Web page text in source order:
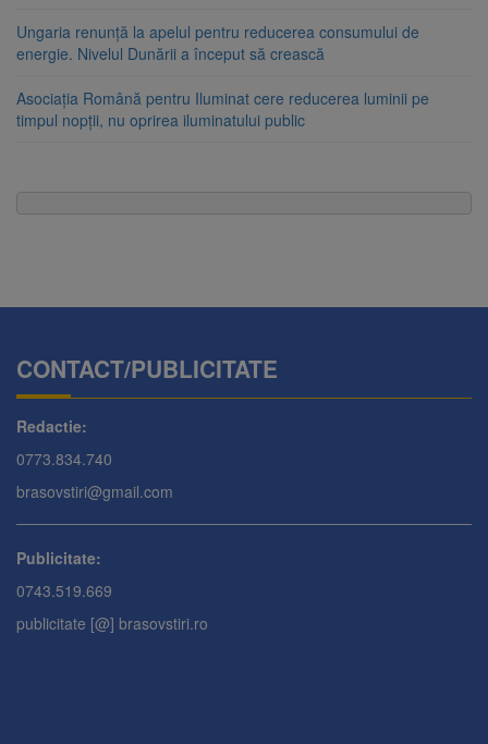
Ungaria renunță la apelul pentru reducerea consumului de
energie. Nivelul Dunării a început să crească
Asociația Română pentru Iluminat cere reducerea luminii pe
timpul nopții, nu oprirea iluminatului public
CONTACT/PUBLICITATE
Redactie:
0773.834.740
brasovstiri@gmail.com
Publicitate:
0743.519.669
publicitate [@] brasovstiri.ro